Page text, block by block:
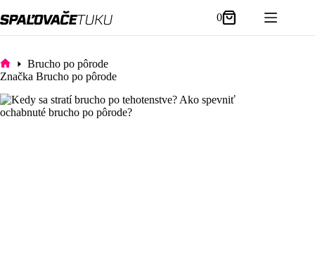
to
Shopping
cart
0
Domov
Brucho po pôrode
Značka Brucho po pôrode